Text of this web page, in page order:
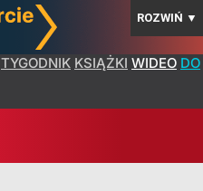
ROZWIŃ ▼
TYGODNIK KSIĄŻKI WIDEO DO